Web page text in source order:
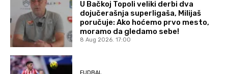
U Bačkoj Topoli veliki derbi dva
dojučerašnja superligaša, Milijaš
poručuje: Ako hoćemo prvo mesto,
moramo da gledamo sebe!
8 Aug 2026. 17:00